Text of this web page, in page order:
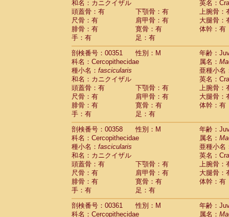
和名：カニクイザル
英名：
頭蓋骨：有
下顎骨：有
上腕骨：
尺骨：有
肩甲骨：有
大腿骨：
腓骨：有
寛骨：有
体幹：有
手：有
足：有
剖検番号：00351
性別：M
年齢：
科名：Cercopithecidae
属名：
種小名： fascicularis
亜種小名
和名：カニクイザル
英名：
頭蓋骨：有
下顎骨：有
上腕骨：
尺骨：有
肩甲骨：有
大腿骨：
腓骨：有
寛骨：有
体幹：有
手：有
足：有
剖検番号：00358
性別：M
年齢：
科名：Cercopithecidae
属名：
種小名： fascicularis
亜種小名
和名：カニクイザル
英名：
頭蓋骨：有
下顎骨：有
上腕骨：
尺骨：有
肩甲骨：有
大腿骨：
腓骨：有
寛骨：有
体幹：有
手：有
足：有
剖検番号：00361
性別：M
年齢：
科名：Cercopithecidae
属名：